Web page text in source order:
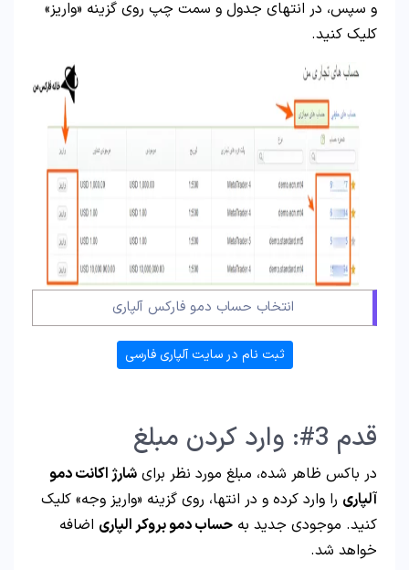
و سپس، در انتهای جدول و سمت چپ روی گزینه «واریز»
کلیک کنید.
انتخاب حساب دمو فارکس آلپاری
ثبت نام در سایت آلپاری فارسی
قدم 3#: وارد کردن مبلغ
در باکس ظاهر شده، مبلغ مورد نظر برای شارژ اکانت دمو
آلپاری را وارد کرده و در انتها، روی گزینه «واریز وجه» کلیک
کنید. موجودی جدید به حساب دمو بروکر الپاری اضافه
خواهد شد.